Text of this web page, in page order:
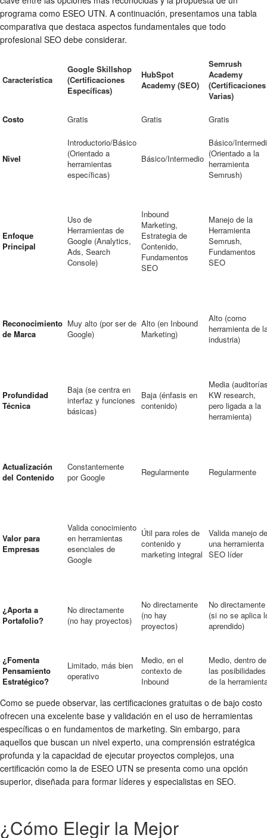
programa como ESEO UTN. A continuación, presentamos una tabla
comparativa que destaca aspectos fundamentales que todo
profesional SEO debe considerar.
Característica
Google Skillshop
(Certificaciones
Específicas)
HubSpot
Academy (SEO)
Semrush
Academy
(Certificaciones
Varias)
Costo Gratis Gratis Gratis
Nivel
Introductorio/Básico
(Orientado a
herramientas
específicas)
Básico/Intermedio
Básico/
(Orientado a la
herramienta
Semrush)
Enfoque
Principal
Uso de
Herramientas de
Google (Analytics,
Ads, Search
Console)
Inbound
Marketing,
Estrategia de
Contenido,
Fundamentos
SEO
Manejo de la
Herramienta
Semrush,
Fundamentos
SEO
Reconocimiento
de Marca
Muy alto (por ser de
Google)
Alto (en Inbound
Marketing)
Alto (como
herramienta de
industria)
Profundidad
Técnica
Baja (se centra en
interfaz y funciones
básicas)
Baja (énfasis en
contenido)
Media
KW research,
pero ligada a la
herramienta)
Actualización
del Contenido
Constantemente
por Google
Regularmente Regularmente
Valor para
Empresas
Valida conocimiento
en herramientas
esenciales de
Google
Útil para roles de
contenido y
marketing integral
Valida manejo de
una herramienta
SEO líder
¿Aporta a
Portafolio?
No directamente
(no hay proyectos)
No directamente
(no hay
proyectos)
No directamente
(si no se aplica
aprendido)
¿Fomenta
Pensamiento
Estratégico?
Limitado, más bien
operativo
Medio, en el
contexto de
Inbound
Medio, dentro de
las posibilidades
de la
Como se puede observar, las certificaciones gratuitas o de bajo costo
ofrecen una excelente base y validación en el uso de herramientas
específicas o en fundamentos de marketing. Sin embargo, para
aquellos que buscan un nivel experto, una comprensión estratégica
profunda y la capacidad de ejecutar proyectos complejos, una
certificación como la de ESEO UTN se presenta como una opción
superior, diseñada para formar líderes y especialistas en SEO.
¿Cómo Elegir la Mejor